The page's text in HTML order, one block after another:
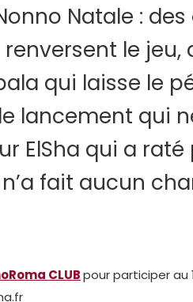
Natale :
le jeu,
qui laisse le
lancement qui
ElSha qui a
fait aucun
CLUBpour participer au